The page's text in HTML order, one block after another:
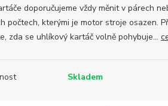
doporučujeme vždy měnit v párech
počtech, kterými je motor stroje osazen.
zda se uhlíkový kartáč volně pohybuje...
Skladem